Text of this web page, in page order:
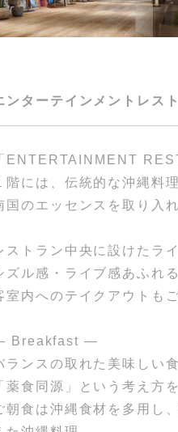
ンターテインメントレ
ENTERTAINMENT
階には、伝統的な沖縄料
国のエッセンスを取り入
ストラン中央に設けたラ
ズル感・ライブ感あふれ
室内へのテイクアウトも
Breakfast ―
ランスの取れた美味しい
薬食同源」という考え方
朝食は沖縄食材を多用し